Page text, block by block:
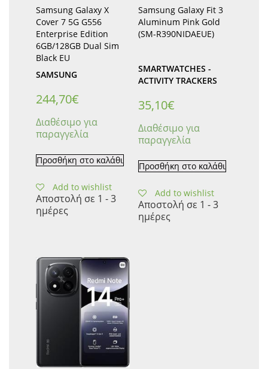
Samsung Galaxy X
Cover 7 5G G556
Enterprise Edition
6GB/128GB Dual Sim
Black EU
SAMSUNG
244,70€
Διαθέσιμο για
παραγγελία
Προσθήκη στο καλάθι
Add to wishlist
Αποστολή σε 1 - 3
ημέρες
Samsung Galaxy Fit 3
Aluminum Pink Gold
(SM-R390NIDAEUE)
SMARTWATCHES -
ACTIVITY TRACKERS
35,10€
Διαθέσιμο για
παραγγελία
Προσθήκη στο καλάθι
Add to wishlist
Αποστολή σε 1 - 3
ημέρες